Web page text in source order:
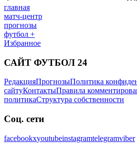
главная
матч-центр
прогнозы
футбол +
Избранное
САЙТ ФУТБОЛ 24
РедакцияПрогнозыПолитика
сайтуКонтактыПравила
политикаСтруктура собственности
Соц. сети
facebookxyoutubeinstagramtelegramviber